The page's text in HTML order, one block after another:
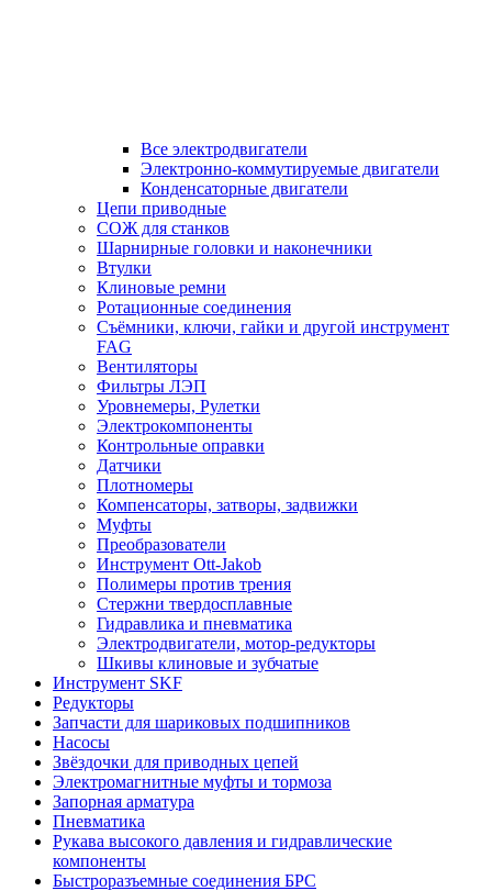
Все электродвигатели
Электронно-коммутируемые двигатели
Конденсаторные двигатели
Цепи приводные
СОЖ для станков
Шарнирные головки и наконечники
Втулки
Клиновые ремни
Ротационные соединения
Съёмники, ключи, гайки и другой инструмент
FAG
Вентиляторы
Фильтры ЛЭП
Уровнемеры, Рулетки
Электрокомпоненты
Контрольные оправки
Датчики
Плотномеры
Компенсаторы, затворы, задвижки
Муфты
Преобразователи
Инструмент Ott-Jakob
Полимеры против трения
Стержни твердосплавные
Гидравлика и пневматика
Электродвигатели, мотор-редукторы
Шкивы клиновые и зубчатые
Инструмент SKF
Редукторы
Запчасти для шариковых подшипников
Насосы
Звёздочки для приводных цепей
Электромагнитные муфты и тормоза
Запорная арматура
Пневматика
Рукава высокого давления и гидравлические
компоненты
Быстроразъемные соединения БРС